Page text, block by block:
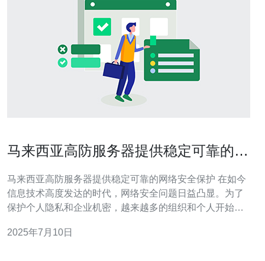
马来西亚高防服务器提供稳定可靠的网
马来西亚高防服务器提供稳定可靠的网络安全保护 在如今
信息技术高度发达的时代，网络安全问题日益凸显。为了
保护个人隐私和企业机密，越来越多的组织和个人开始寻
是一个提供稳定可靠的网络安全保护的选择。 马来西亚的
2025年7月10日